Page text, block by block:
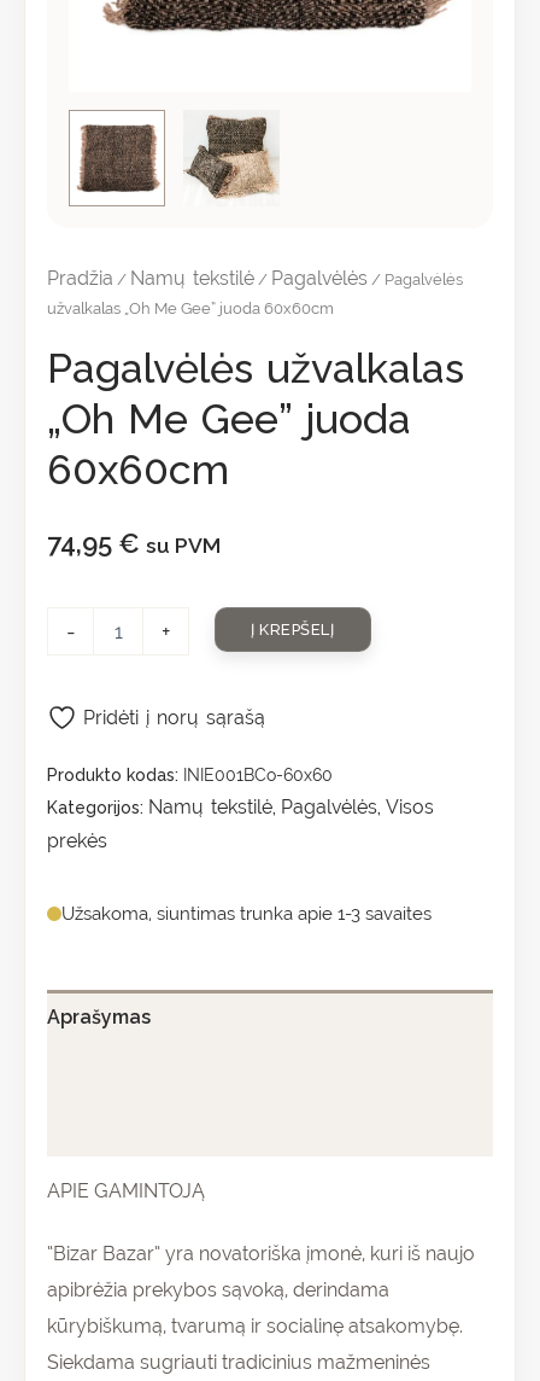
Pradžia / Namų tekstilė / Pagalvėlės / Pagalvėlės
užvalkalas „Oh Me Gee” juoda 60x60cm
Pagalvėlės užvalkalas
„Oh Me Gee” juoda
60x60cm
74,95 € su PVM
- + Į KREPŠELĮ
Produkto kodas:
INIE001BCo-60x60
Kategorijos: Namų tekstilė, Pagalvėlės, Visos
prekės
Užsakoma, siuntimas trunka apie 1-3 savaites
Pridėti į norų sąrašą
Aprašymas
APIE GAMINTOJĄ
“Bizar Bazar” yra novatoriška įmonė, kuri iš naujo
apibrėžia prekybos sąvoką, derindama
kūrybiškumą, tvarumą ir socialinę atsakomybę.
Siekdama sugriauti tradicinius mažmeninės